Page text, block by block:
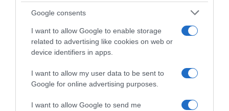
Google consents
I want to allow Google to enable storage
related to advertising like cookies on web or
device identifiers in apps.
I want to allow my user data to be sent to
Google for online advertising purposes.
I want to allow Google to send me
HASONLÓ BEJEGYZÉSEK